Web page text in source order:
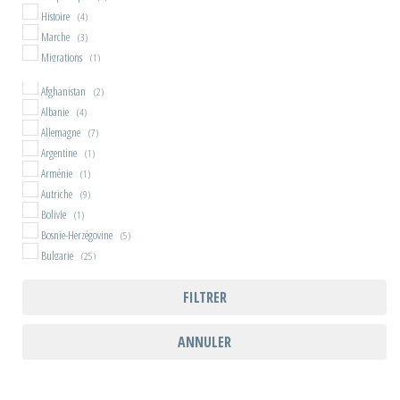
Histoire (4)
Marche (3)
Migrations (1)
Nouvelles (1)
Pèlerinage
Polar (1)
Récit ancien (2)
Récit contemporain
Recueil (1)
Reportages
Société (2)
Souvenirs (1)
Afghanistan (2)
Albanie (4)
Allemagne (7)
Argentine (1)
Arménie (1)
Autriche (9)
Bolivie (1)
Bosnie-Herzégovine (5)
Bulgarie (25)
FILTRER
ANNULER